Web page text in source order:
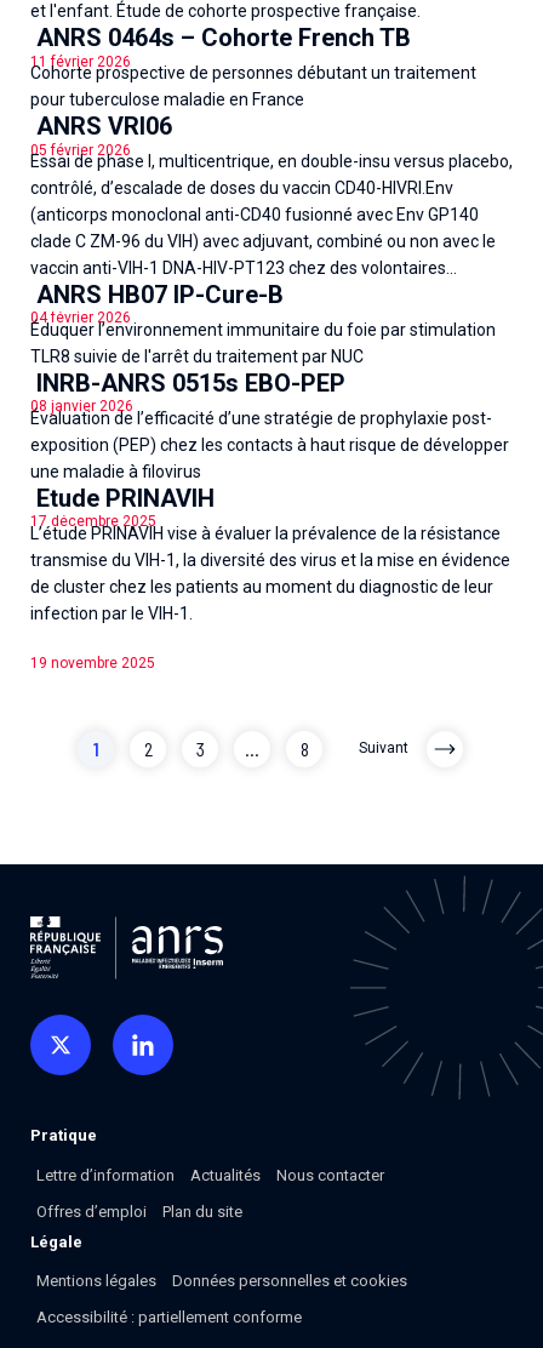
et l'enfant. Étude de cohorte prospective française.
11 février 2026
ANRS 0464s – Cohorte French TB
Cohorte prospective de personnes débutant un traitement
pour tuberculose maladie en France
05 février 2026
ANRS VRI06
Essai de phase I, multicentrique, en double-insu versus placebo,
contrôlé, d’escalade de doses du vaccin CD40-HIVRI.Env
(anticorps monoclonal anti-CD40 fusionné avec Env GP140
clade C ZM-96 du VIH) avec adjuvant, combiné ou non avec le
vaccin anti-VIH-1 DNA-HIV-PT123 chez des volontaires...
04 février 2026
ANRS HB07 IP-Cure-B
Éduquer l’environnement immunitaire du foie par stimulation
TLR8 suivie de l'arrêt du traitement par NUC
08 janvier 2026
INRB-ANRS 0515s EBO-PEP
Évaluation de l’efficacité d’une stratégie de prophylaxie post-
exposition (PEP) chez les contacts à haut risque de développer
une maladie à filovirus
17 décembre 2025
Etude PRINAVIH
L’étude PRINAVIH vise à évaluer la prévalence de la résistance
transmise du VIH-1, la diversité des virus et la mise en évidence
de cluster chez les patients au moment du diagnostic de leur
infection par le VIH-1.
19 novembre 2025
1 2 3 ... 8 Suivant
Pratique
Lettre d’information Actualités
Nous contacter
Offres d’emploi
Plan du site
Légale
Mentions légales
Données personnelles et cookies
Accessibilité : partiellement conforme